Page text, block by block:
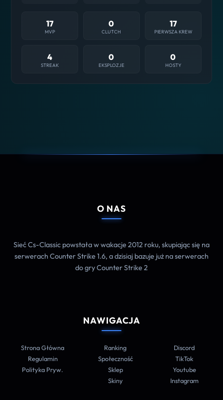
17
MVP
0
CLUTCH
17
PIERWSZA KREW
4
STREAK
0
EKSPLOZJE
0
HOSTY
O NAS
Sieć Cs-Classic powstała w wakacje 2012 roku, skupiając się na
serwerach Counter Strike 1.6, a dzisiaj bazuje już na serwerach
do gry Counter Strike 2
NAWIGACJA
Strona Główna
Regulamin
Polityka Pryw.
Ranking
Społeczność
Sklep
Skiny
Discord
TikTok
Youtube
Instagram